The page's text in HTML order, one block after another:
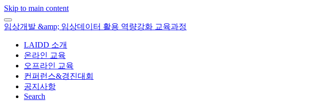
Skip to main content
임상개발 &amp; 임상데이터 활용 역량강화 교육과정
LAIDD 소개
온라인 교육
오프라인 교육
컨퍼런스&경진대회
공지사항
Search